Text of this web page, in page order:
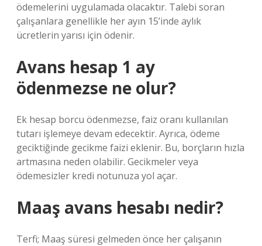
ödemelerini uygulamada olacaktır. Talebi soran
çalışanlara genellikle her ayın 15’inde aylık
ücretlerin yarısı için ödenir.
Avans hesap 1 ay
ödenmezse ne olur?
Ek hesap borcu ödenmezse, faiz oranı kullanılan
tutarı işlemeye devam edecektir. Ayrıca, ödeme
geciktiğinde gecikme faizi eklenir. Bu, borçların hızla
artmasına neden olabilir. Gecikmeler veya
ödemesizler kredi notunuza yol açar.
Maaş avans hesabı nedir?
Terfi; Maaş süresi gelmeden önce her çalışanın